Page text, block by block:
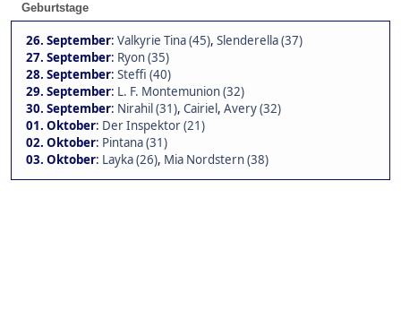
Geburtstage
26. September: Valkyrie Tina (45), Slenderella (37)
27. September: Ryon (35)
28. September: Steffi (40)
29. September: L. F. Montemunion (32)
30. September: Nirahil (31), Cairiel, Avery (32)
01. Oktober: Der Inspektor (21)
02. Oktober: Pintana (31)
03. Oktober: Layka (26), Mia Nordstern (38)